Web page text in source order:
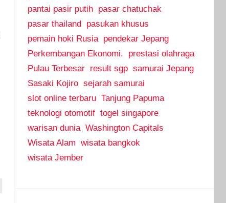
pantai pasir putih pasar chatuchak
pasar thailand
pasukan khusus
pemain hoki Rusia pendekar Jepang
Perkembangan Ekonomi.
prestasi olahraga
Pulau Terbesar result sgp samurai Jepang
Sasaki Kojiro sejarah samurai
slot online terbaru Tanjung Papuma
teknologi otomotif togel singapore
warisan dunia Washington Capitals
Wisata Alam wisata bangkok
wisata Jember